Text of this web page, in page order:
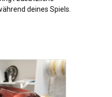
deines Spiels.